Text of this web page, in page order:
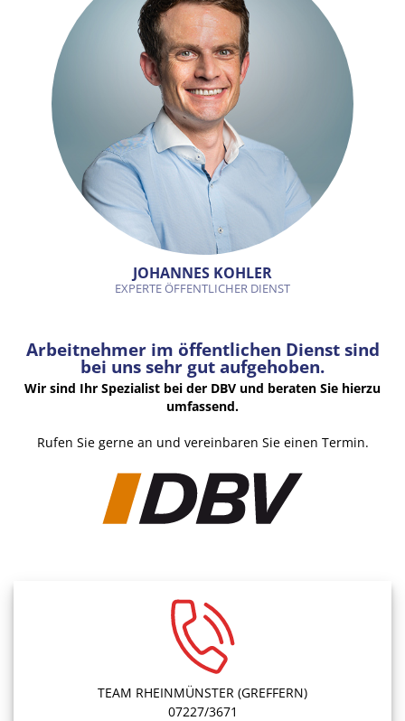
JOHANNES KOHLER
EXPERTE ÖFFENTLICHER DIENST
Arbeitnehmer im öffentlichen Dienst sind
bei uns sehr gut aufgehoben.
Wir sind Ihr Spezialist bei der DBV und beraten Sie hierzu
umfassend.
Rufen Sie gerne an und vereinbaren Sie einen Termin.
TEAM RHEINMÜNSTER (GREFFERN)
07227/3671